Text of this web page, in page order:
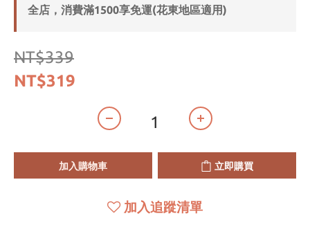
全店，消費滿1500享免運(花東地區適用)
NT$339
NT$319
加入購物車 立即購買
加入追蹤清單